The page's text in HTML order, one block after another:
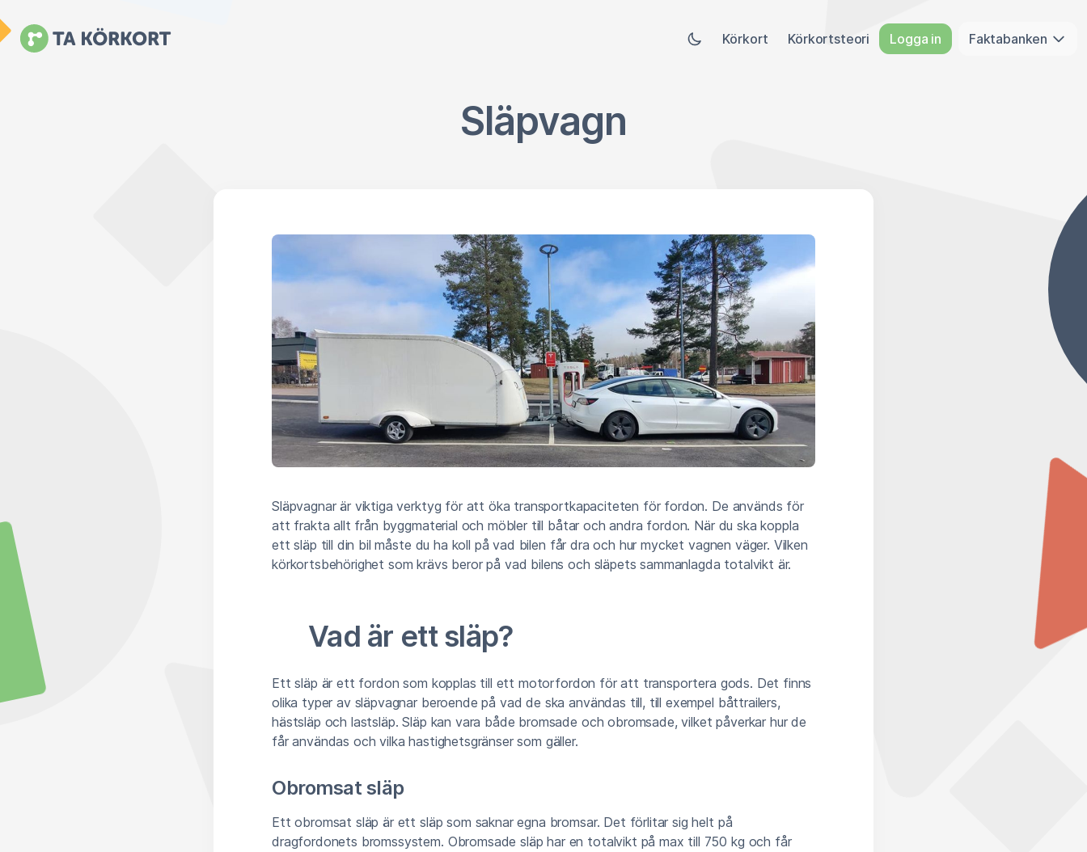
Körkort Körkortsteori Logga in Faktabanken
Släpvagn
Släpvagnar är viktiga verktyg för att öka transportkapaciteten för fordon. De används för
att frakta allt från byggmaterial och möbler till båtar och andra fordon. När du ska koppla
ett släp till din bil måste du ha koll på vad bilen får dra och hur mycket vagnen väger. Vilken
körkortsbehörighet som krävs beror på vad bilens och släpets sammanlagda totalvikt är.
Vad är ett släp?
Ett släp är ett fordon som kopplas till ett motorfordon för att transportera gods. Det finns
olika typer av släpvagnar beroende på vad de ska användas till, till exempel båttrailers,
hästsläp och lastsläp. Släp kan vara både bromsade och obromsade, vilket påverkar hur de
får användas och vilka hastighetsgränser som gäller.
Obromsat släp
Ett obromsat släp är ett släp som saknar egna bromsar. Det förlitar sig helt på
dragfordonets bromssystem. Obromsade släp har en totalvikt på max till 750 kg och får